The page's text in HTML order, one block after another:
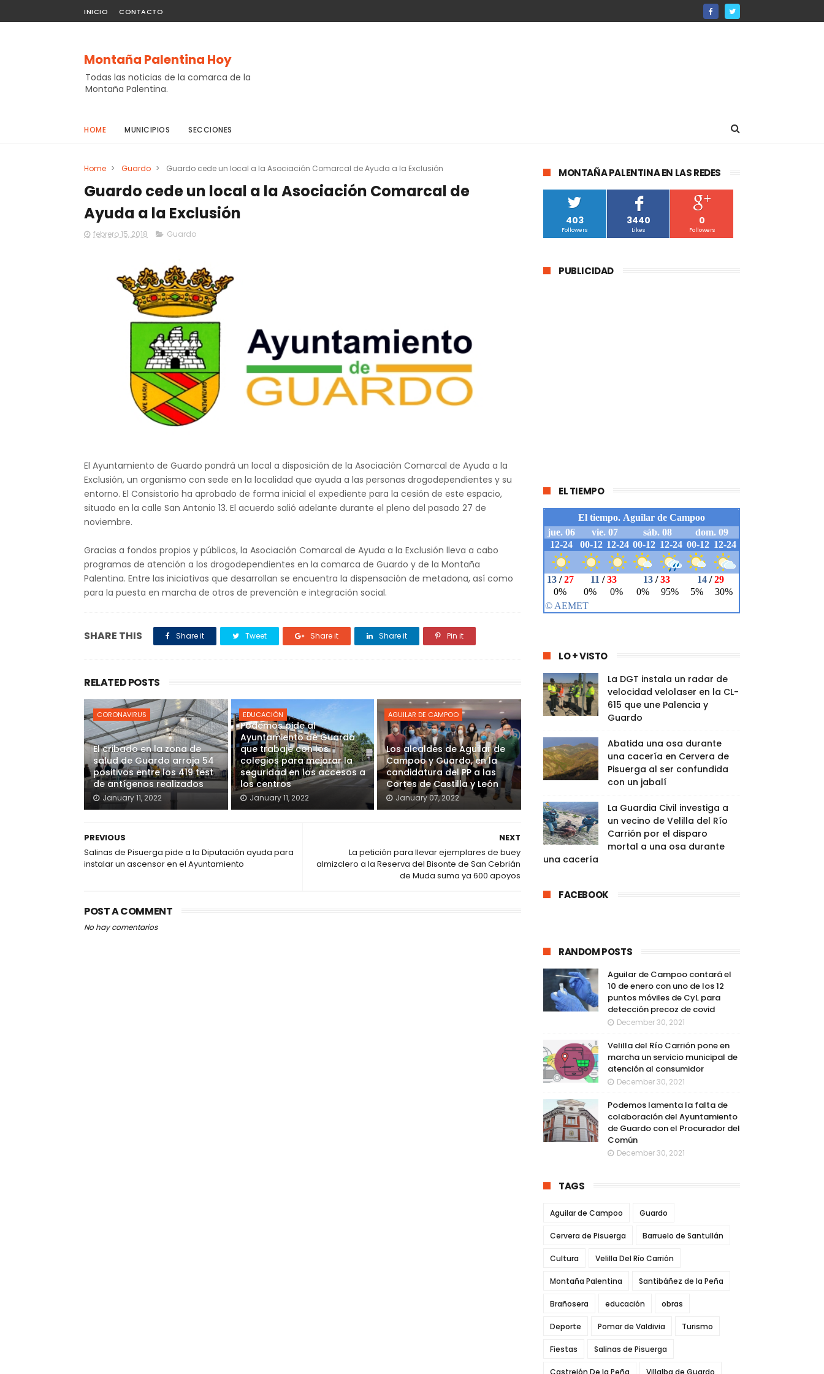
INICIO CONTACTO
Montaña Palentina Hoy
Todas las noticias de la comarca de la
Montaña Palentina.
HOME MUNICIPIOS SECCIONES
Home > Guardo > Guardo cede un local a la Asociación Comarcal de Ayuda a la Exclusión
Guardo cede un local a la Asociación Comarcal de
Ayuda a la Exclusión
febrero 15, 2018 Guardo
El Ayuntamiento de Guardo pondrá un local a disposición de la Asociación Comarcal de Ayuda a la
Exclusión, un organismo con sede en la localidad que ayuda a las personas drogodependientes y su
entorno. El Consistorio ha aprobado de forma inicial el expediente para la cesión de este espacio,
situado en la calle San Antonio 13. El acuerdo salió adelante durante el pleno del pasado 27 de
noviembre.
Gracias a fondos propios y públicos, la Asociación Comarcal de Ayuda a la Exclusión lleva a cabo
programas de atención a los drogodependientes en la comarca de Guardo y de la Montaña
Palentina. Entre las iniciativas que desarrollan se encuentra la dispensación de metadona, así como
para la puesta en marcha de otros de prevención e integración social.
SHARE THIS Share it Tweet Share it Share it Pin it
RELATED POSTS
CORONAVIRUS
El cribado en la zona de
salud de Guardo arroja 54
positivos entre los 419 test
de antígenos realizados
January 11, 2022
EDUCACIÓN
Podemos pide al
Ayuntamiento de Guardo
que trabaje con los
colegios para mejorar la
seguridad en los accesos a
los centros
January 11, 2022
AGUILAR DE CAMPOO
Los alcaldes de Aguilar de
Campoo y Guardo, en la
candidatura del PP a las
Cortes de Castilla y León
January 07, 2022
NEXT
La petición para llevar ejemplares de buey
almizclero a la Reserva del Bisonte de San Cebrián
de Muda suma ya 600 apoyos
PREVIOUS
Salinas de Pisuerga pide a la Diputación ayuda para
instalar un ascensor en el Ayuntamiento
POST A COMMENT
No hay comentarios
MONTAÑA PALENTINA EN LAS REDES
403
Followers
3440
Likes
0
Followers
PUBLICIDAD
EL TIEMPO
LO + VISTO
La DGT instala un radar de
velocidad velolaser en la CL-
615 que une Palencia y
Guardo
Abatida una osa durante
una cacería en Cervera de
Pisuerga al ser confundida
con un jabalí
La Guardia Civil investiga a
un vecino de Velilla del Río
Carrión por el disparo
mortal a una osa durante
una cacería
FACEBOOK
RANDOM POSTS
Aguilar de Campoo contará el
10 de enero con uno de los 12
puntos móviles de CyL para
detección precoz de covid
December 30, 2021
Velilla del Río Carrión pone en
marcha un servicio municipal de
atención al consumidor
December 30, 2021
Podemos lamenta la falta de
colaboración del Ayuntamiento
de Guardo con el Procurador del
Común
December 30, 2021
TAGS
Aguilar de Campoo Guardo
Cervera de Pisuerga Barruelo de Santullán
Cultura Velilla Del Río Carrión
Montaña Palentina Santibáñez de la Peña
Brañosera educación obras
Deporte Pomar de Valdivia Turismo
Fiestas Salinas de Pisuerga
Castrejón De la Peña Villalba de Guardo